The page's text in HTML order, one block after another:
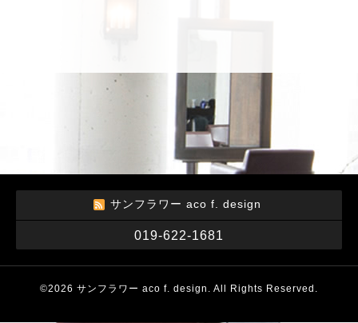
サンフラワー aco f. design
019-622-1681
©2026 サンフラワー aco f. design . All Rights Reserved.